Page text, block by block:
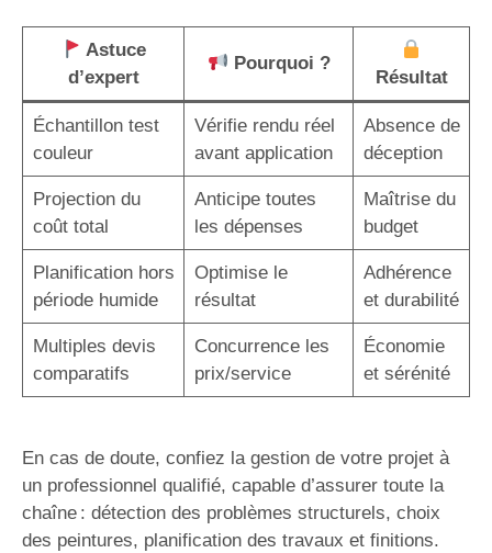
Astuce
d’expert
Pourquoi ?
Résultat
Échantillon test
couleur
Vérifie rendu réel
avant application
Absence de
déception
Projection du
coût total
Anticipe toutes
les dépenses
Maîtrise du
budget
Planification hors
période humide
Optimise le
résultat
Adhérence
et durabilité
Multiples devis
comparatifs
Concurrence les
prix/service
Économie
et sérénité
En cas de doute, confiez la gestion de votre projet à
un professionnel qualifié, capable d’assurer toute la
chaîne : détection des problèmes structurels, choix
des peintures, planification des travaux et finitions.